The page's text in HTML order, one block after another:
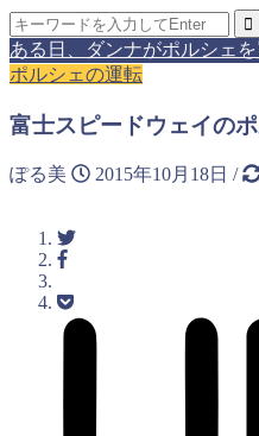
ある日、ダンナがポルシェ
ポルシェの運転
富士スピードウェイの
ぽる美 2015年10月18日 /